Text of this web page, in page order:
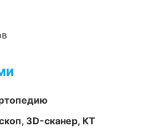
3D-сканер, КТ